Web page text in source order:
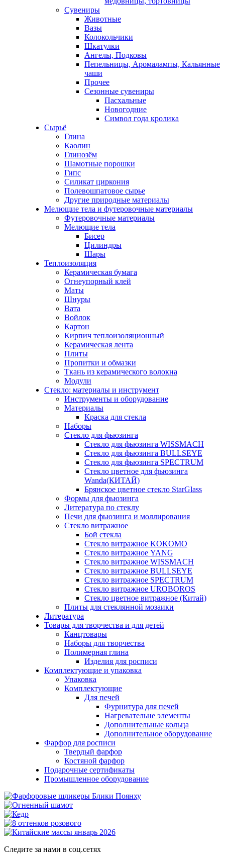
Сувениры
Животные
Вазы
Колокольчики
Шкатулки
Ангелы, Подковы
Пепельницы, Аромалампы, Кальянные
чаши
Прочее
Сезонные сувениры
Пасхальные
Новогодние
Символ года кролика
Сырьё
Глина
Каолин
Глинозём
Шамотные порошки
Гипс
Силикат циркония
Полевошпатовое сырье
Другие природные материалы
Мелющие тела и футеровочные материалы
Футеровочные материалы
Мелющие тела
Бисер
Цилиндры
Шары
Теплоизоляция
Керамическая бумага
Огнеупорный клей
Маты
Шнуры
Вата
Войлок
Картон
Кирпич теплоизоляционный
Керамическая лента
Плиты
Пропитки и обмазки
Ткань из керамического волокна
Модули
Стекло: материалы и инструмент
Инструменты и оборудование
Материалы
Краска для стекла
Наборы
Стекло для фьюзинга
Стекло для фьюзинга WISSMACH
Стекло для фьюзинга BULLSEYE
Стекло для фьюзинга SPECTRUM
Стекло цветное для фьюзинга
Wanda(КИТАЙ)
Брянское цветное стекло StarGlass
Формы для фьюзинга
Литература по стеклу
Печи для фьюзинга и моллирования
Стекло витражное
Бой стекла
Стекло витражное KOKOMO
Стекло витражное YANG
Стекло витражное WISSMACH
Стекло витражное BULLSEYE
Стекло витражное SPECTRUM
Стекло витражное UROBOROS
Стекло цветное витражное (Китай)
Плиты для стеклянной мозаики
Литература
Товары для творчества и для детей
Канцтовары
Наборы для творчества
Полимерная глина
Изделия для росписи
Комплектующие и упаковка
Упаковка
Комплектующие
Для печей
Фурнитура для печей
Нагревательне элементы
Дополнительные кольца
Дополнительное оборудование
Фарфор для росписи
Твердый фарфор
Костяной фарфор
Подарочные сертификаты
Промышленное оборудование
Следите за нами в соц.сетях